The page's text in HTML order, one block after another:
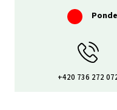
+420 736 272